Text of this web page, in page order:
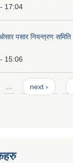
17:04
पसार नियन्त्रण
15:06
… next ›